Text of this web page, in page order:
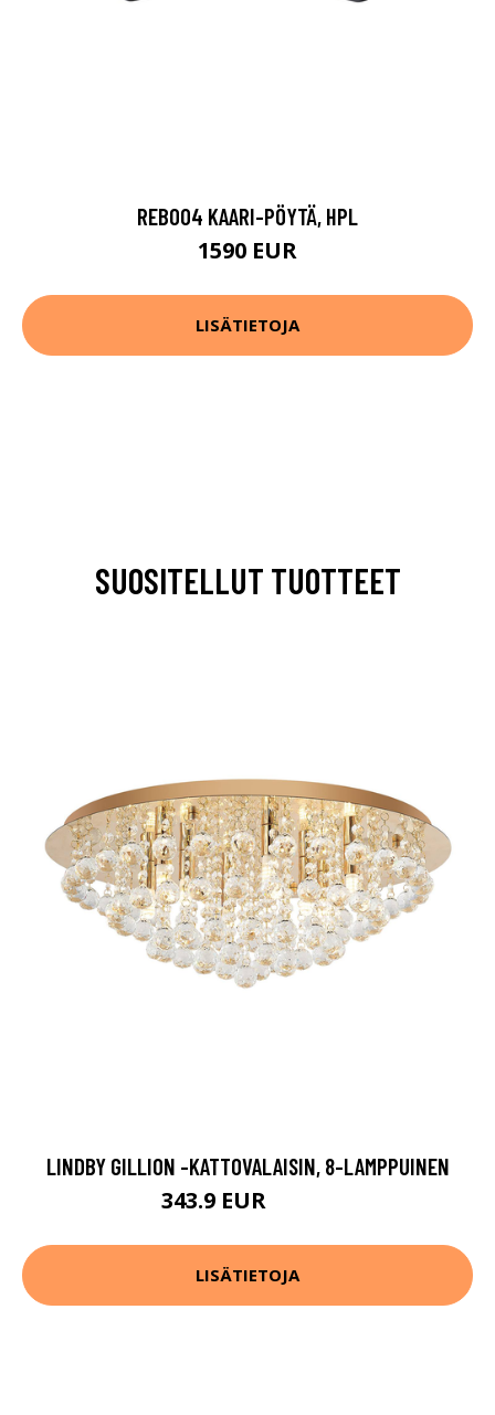
REB004 KAARI-PÖYTÄ, HPL
1590 EUR
LISÄTIETOJA
SUOSITELLUT TUOTTEET
LINDBY GILLION -KATTOVALAISIN, 8-LAMPPUINEN
343.9 EUR
LISÄTIETOJA